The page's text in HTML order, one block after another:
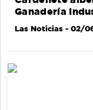
Ganadería
Las Noticias - 02/